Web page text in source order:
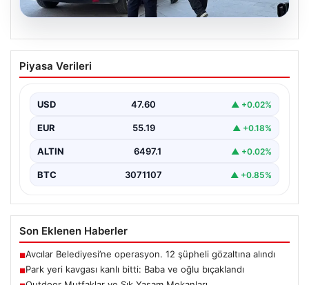
05.08.2026
Park yeri kavgası kanlı bitti: Baba ve
oğlu bıçaklandı
Piyasa Verileri
USD 47.60 ▲ +0.02%
EUR 55.19 ▲ +0.18%
ALTIN 6497.1 ▲ +0.02%
BTC 3071107 ▲ +0.85%
Son Eklenen Haberler
■Avcılar Belediyesi’ne operasyon. 12 şüpheli gözaltına alındı
■Park yeri kavgası kanlı bitti: Baba ve oğlu bıçaklandı